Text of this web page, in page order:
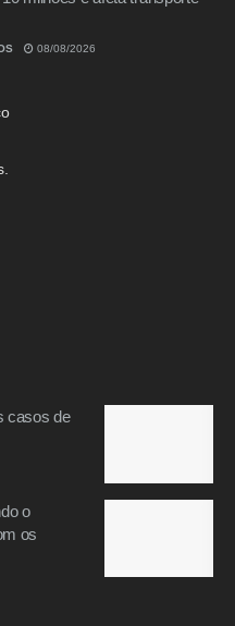
08/08/2026
casos de
o
os